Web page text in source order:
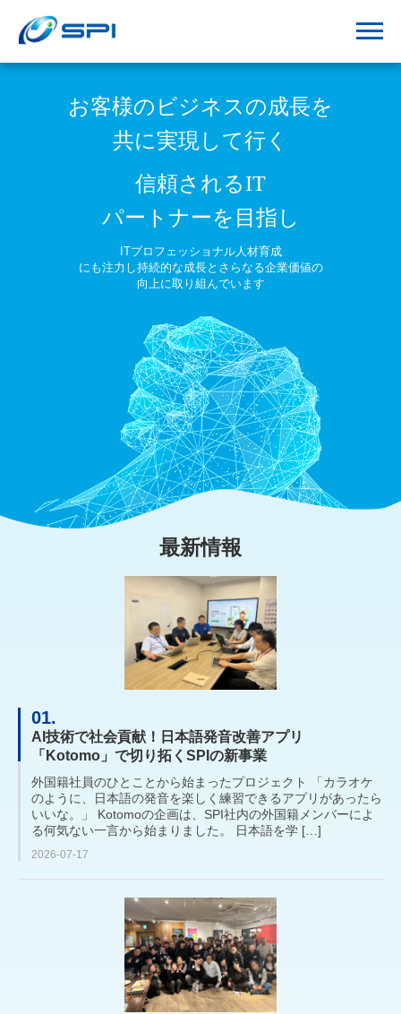
お客様のビジネスの成長を
共に実現して行く
信頼されるIT
パートナーを目指し
ITプロフェッショナル人材育成
にも注力し持続的な成長とさらなる企業価値の
向上に取り組んでいます
最新情報
01.
AI技術で社会貢献！日本語発音改善アプリ
「Kotomo」で切り拓くSPIの新事業
外国籍社員のひとことから始まったプロジェクト 「カラオケ
のように、日本語の発音を楽しく練習できるアプリがあったら
いいな。」 Kotomoの企画は、SPI社内の外国籍メンバーによ
る何気ない一言から始まりました。 日本語を学 […]
2026-07-17